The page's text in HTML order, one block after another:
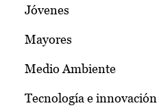
Jóvenes
Mayores
Medio Ambiente
Tecnología e innovación